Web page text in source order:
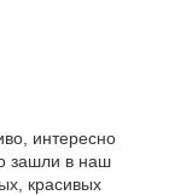
интересно
зашли в наш
красивых